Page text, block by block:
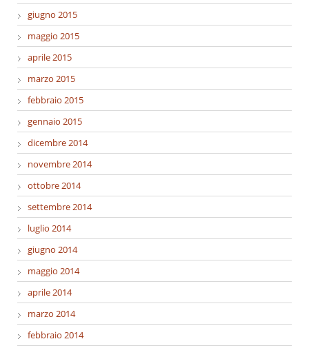
giugno 2015
maggio 2015
aprile 2015
marzo 2015
febbraio 2015
gennaio 2015
dicembre 2014
novembre 2014
ottobre 2014
settembre 2014
luglio 2014
giugno 2014
maggio 2014
aprile 2014
marzo 2014
febbraio 2014